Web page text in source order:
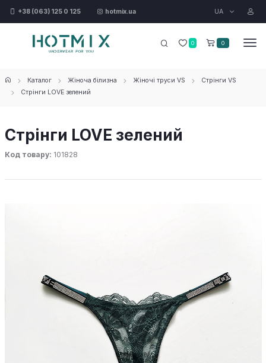
+38 (063) 125 0 125 hotmix.ua UA
0 0
Каталог Жіноча білизна Жіночі труси VS
Стрінги VS
Стрінги LOVE зелений
Стрінги LOVE зелений
Код товару: 101828